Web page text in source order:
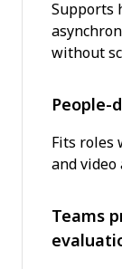
Supports
without
People-
Fits roles
and video
Teams